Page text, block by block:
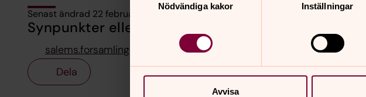
Nödvändiga kakor
Inställningar
Avvisa
Senast ändrad 22 februari 2024
Synpunkter eller frågor på sidans innehåll?
salems.forsamling@svenskakyrkan.se
Dela